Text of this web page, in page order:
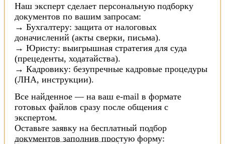
Наш эксперт сделает персональную подборку
документов по вашим запросам:
→ Бухгалтеру: защита от налоговых
доначислений (акты сверки, письма).
→ Юристу: выигрышная стратегия для суда
(прецеденты, ходатайства).
→ Кадровику: безупречные кадровые процедуры
(ЛНА, инструкции).
Все найденное — на ваш e-mail в формате
готовых файлов сразу после общения с
экспертом.
Оставьте заявку на бесплатный подбор
документов заполнив простую форму: